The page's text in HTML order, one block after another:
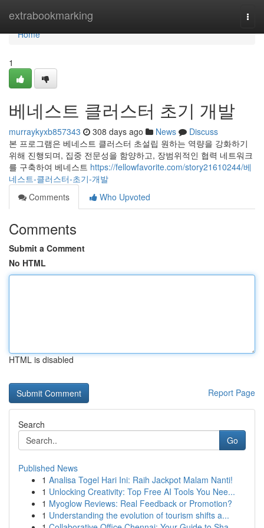
extrabookmarking
Home
Home
1
베네스트 클러스터 초기 개발
murraykyxb857343 308 days ago News
Discuss
본 프로그램은 베네스트 클러스터 초설립 원하는 역량을 강화하기
위해 진행되며, 집중 전문성을 함양하고, 장범위적인 협력 네트워크
를 구축하여 베네스트 https://fellowfavorite.com/story21610244/베
네스트-클러스터-초기-개발
Comments
Who Upvoted
Comments
Submit a Comment
No HTML
HTML is disabled
Report Page
Search
Go
Published News
1 Analisa Togel Hari Ini: Raih Jackpot Malam Nanti!
1 Unlocking Creativity: Top Free AI Tools You Nee...
1 Myoglow Reviews: Real Feedback or Promotion?
1 Understanding the evolution of tourism shifts a...